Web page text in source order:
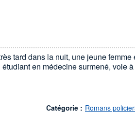
tard dans la nuit, une jeune femme
en médecine surmené, vole
Catégorie : Romans